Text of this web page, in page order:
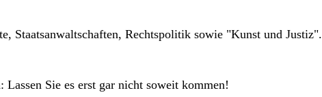
Staatsanwaltschaften, Rechtspolitik sowie "Kunst und Justiz".
Sie es erst gar nicht soweit kommen!